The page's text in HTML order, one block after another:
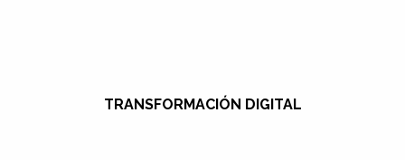
TRANSFORMACIÓN DIGITAL